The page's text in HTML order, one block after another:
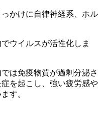
かけに自律神経系、ホル
ウイルスが活性化しま
は免疫物質が過剰分泌さ
を起こし、強い疲労感や
す。